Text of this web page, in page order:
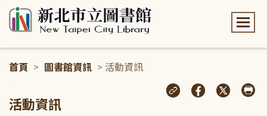
首頁 > 圖書館資訊 > 活動資訊
活動資訊